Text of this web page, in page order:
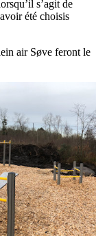
s’agit de
été choisis
air Søve feront le